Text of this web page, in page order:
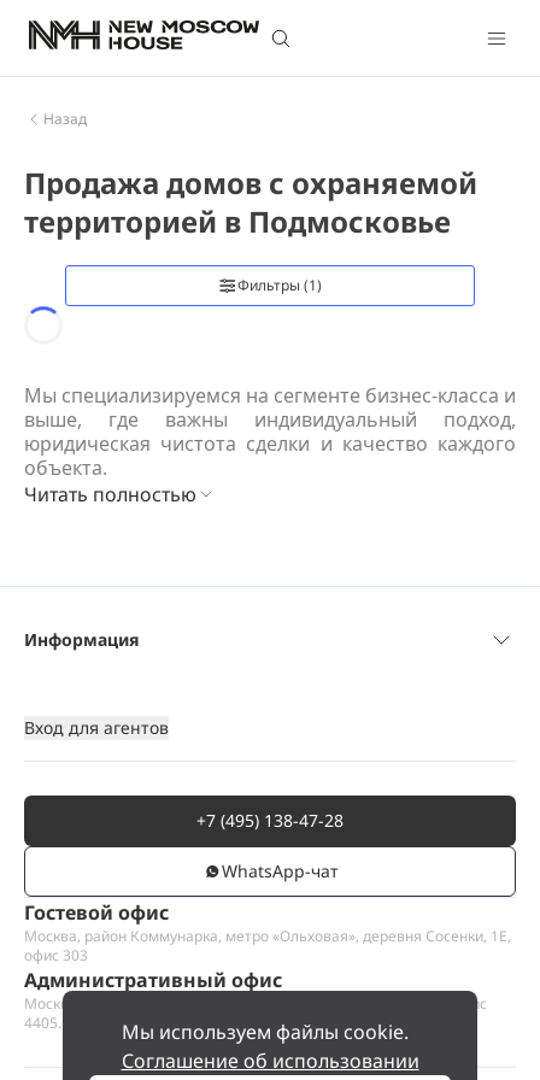
Назад
Мы используем файлы cookie.
Соглашение об использовании
Продажа домов с охраняемой
территорией в Подмосковье
Фильтры (1)
Loading...
Мы специализируемся на сегменте бизнес-класса и
выше, где важны индивидуальный подход,
юридическая чистота сделки и качество каждого
объекта.
Читать полностью
Гостевой офис
Москва, район Коммунарка, метро «Ольховая», деревня Сосенки, 1Е,
офис 303
Административный офис
Москва, Пресненская набережная 12, Москва-сити, этаж 44, офис
4405.1
+7 (495) 138-47-28
WhatsАpp-чат
Информация
Вход для агентов